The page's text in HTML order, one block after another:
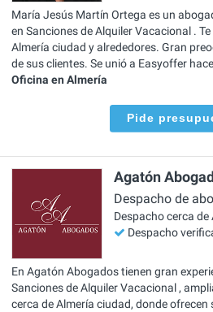
María Jesús Martín Ortega es un
en Sanciones de Alquiler Vacacional .
Almería ciudad y alrededores. Gran
de sus clientes. Se unió a Easyoffer
Oficina en Almería
Pide
Agatón
Despacho de
Despacho cerca
Despacho
En Agatón Abogados tienen gran
Sanciones de Alquiler Vacacional ,
cerca de Almería ciudad, donde ofrecen